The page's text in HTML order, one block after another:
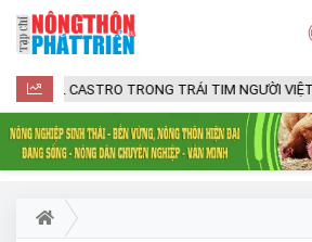
FIDEL CASTRO TRONG TRÁI TIM NGƯỜI VIỆT